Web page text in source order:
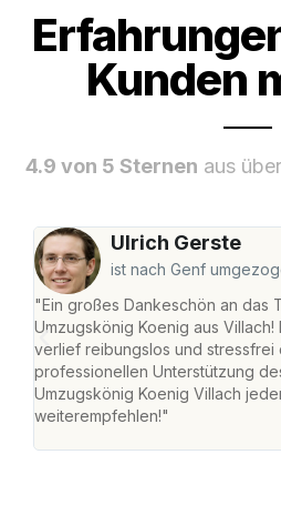
Kunden
4.9 von 5 Sternen aus
Ulrich Gerste
ist nach Genf
"Ein großes Dankeschön an das
Umzugskönig Koenig aus
verlief reibungslos und stressfrei
professionellen Unterstützung
Umzugskönig Koenig Villach
weiterempfehlen!"